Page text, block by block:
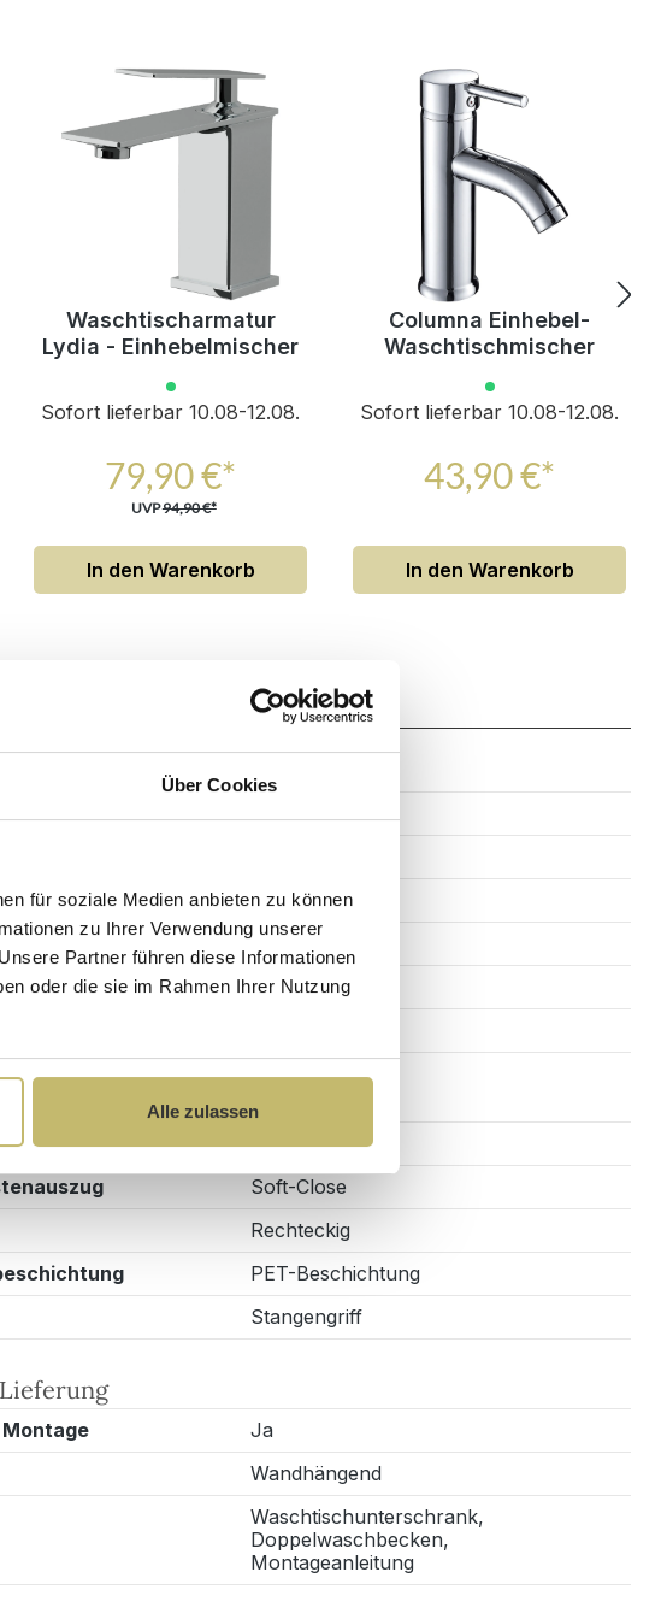
Über Cookies
für soziale Medien anbieten zu können
zu Ihrer Verwendung unserer
Partner führen diese Informationen
oder die sie im Rahmen Ihrer Nutzung
Alle zulassen
Waschtischarmatur
Lydia - Einhebelmischer
Sofort lieferbar 10.08-12.08.
79,90 €*
UVP94,90 €*
In den Warenkorb
Columna Einhebel-
Waschtischmischer
Sofort lieferbar 10.08-12.08.
43,90 €*
In den Warenkorb
61,5 cm
46,5 cm
1,6 cm
6
Soft-Close
Rechteckig
PET-Beschichtung
Stangengriff
Ja
Wandhängend
Waschtischunterschrank,
Doppelwaschbecken,
Montageanleitung